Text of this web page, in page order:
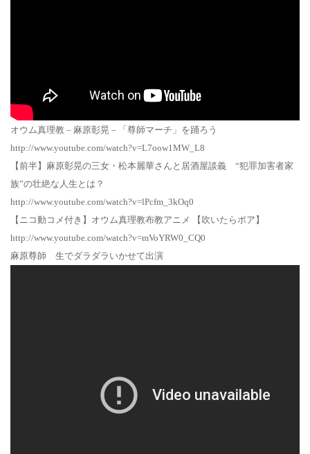
オウム真理教 – 麻原彰晃 – 「尊師マーチ」を踊ろう
http://www.youtube.com/watch?v=L7oow1MW_L8
【前半】麻原彰晃の三女・松本麗華さんと居酒屋談義 “犯罪加害者家
族”の壮絶な人生とは？
http://www.youtube.com/watch?v=lPcfm_3kOq0
【ニコ動コメ付き】オウム真理教布教アニメ 【吹いたらポア】
http://www.youtube.com/watch?v=mVoYRW0_CQ0
麻原尊師 生でダラダラいかせて出演